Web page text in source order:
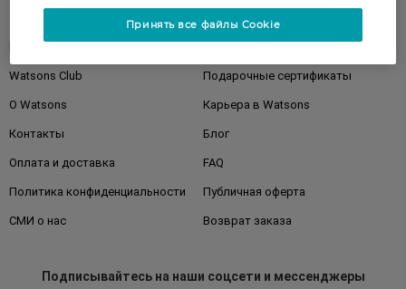
Watsons Club Подарочные сертификаты
О Watsons Карьера в Watsons
Контакты Блог
Оплата и доставка FAQ
Политика конфиденциальности Публичная оферта
СМИ о нас Возврат заказа
Подписывайтесьна наши соцсети и мессенджеры
Принять все файлы Cookie